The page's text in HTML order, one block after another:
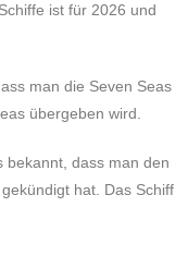
ist für 2026 und
man die Seven Seas
übergeben wird.
bekannt, dass man den
hat. Das Schiff